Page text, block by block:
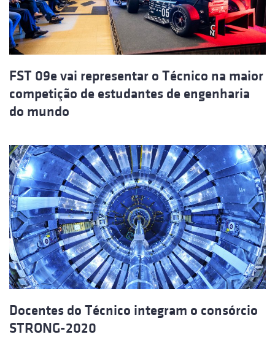
FST 09e vai representar o Técnico na maior
competição de estudantes de engenharia
do mundo
Docentes do Técnico integram o consórcio
STRONG-2020